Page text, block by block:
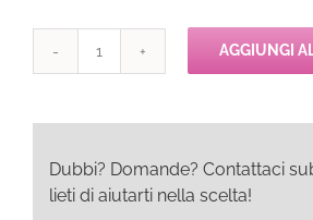
Rosapois
quantità
AGGIUNGI
Dubbi? Domande? Contattaci
lieti di aiutarti nella scelta!